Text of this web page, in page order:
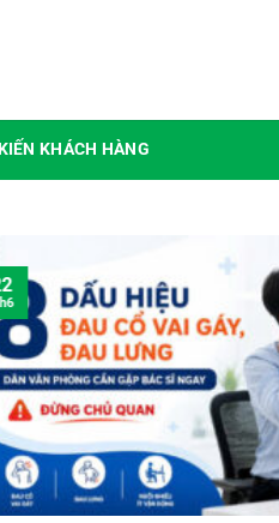
KHÁCH HÀNG